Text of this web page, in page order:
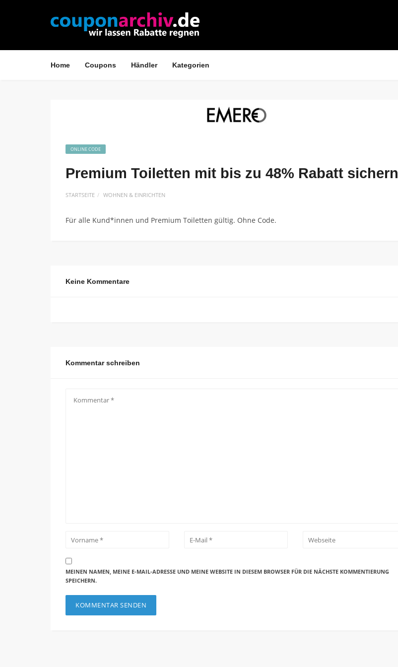
Home Coupons Händler Kategorien
ONLINE CODE
Premium Toiletten mit bis zu 48% Rabatt sichern
STARTSEITE WOHNEN & EINRICHTEN
Für alle Kund*innen und Premium Toiletten gültig. Ohne Code.
Keine Kommentare
Kommentar schreiben
MEINEN NAMEN, MEINE E-MAIL-ADRESSE UND MEINE WEBSITE IN DIESEM BROWSER FÜR DIE NÄCHSTE KOMMENTIERUNG
SPEICHERN.